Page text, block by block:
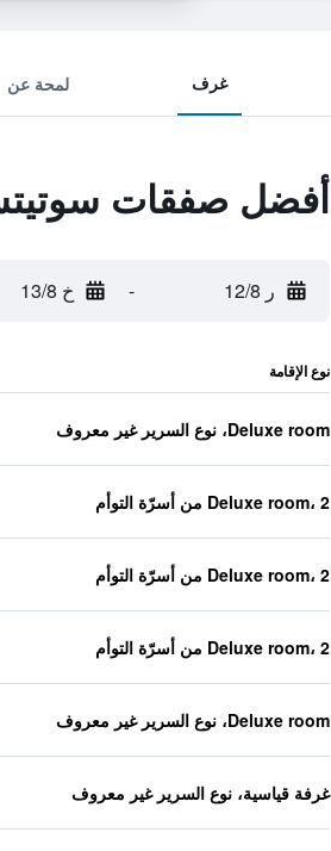
غرف لمحة عن
أفضل صفقات
ر 12/8 - خ 13/8
نوع الإقامة
Deluxe room، نوع السرير غير معروف
Deluxe room، 2 من أسرّة التوأم
Deluxe room، 2 من أسرّة التوأم
Deluxe room، 2 من أسرّة التوأم
Deluxe room، نوع السرير غير معروف
غرفة قياسية، نوع السرير غير معروف